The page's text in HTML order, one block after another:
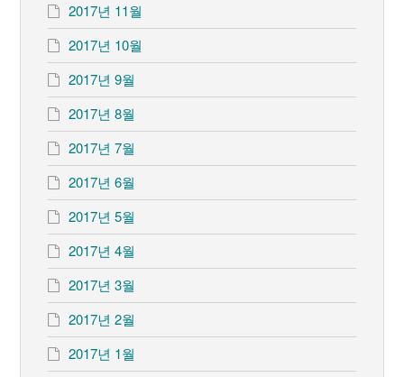
2017년 11월
2017년 10월
2017년 9월
2017년 8월
2017년 7월
2017년 6월
2017년 5월
2017년 4월
2017년 3월
2017년 2월
2017년 1월